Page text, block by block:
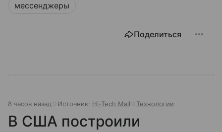
мессенджеры
Поделиться
8 часов назад Источник: Hi-Tech Mail Технологии
В США построили